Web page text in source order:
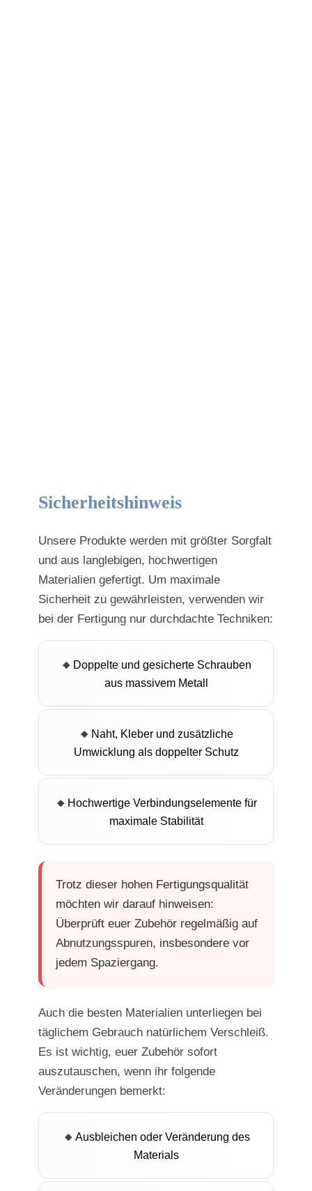
Sicherheitshinweis
Unsere Produkte werden mit größter Sorgfalt
und aus langlebigen, hochwertigen
Materialien gefertigt. Um maximale
Sicherheit zu gewährleisten, verwenden wir
bei der Fertigung nur durchdachte Techniken:
Doppelte und gesicherte Schrauben
aus massivem Metall
Naht, Kleber und zusätzliche
Umwicklung als doppelter Schutz
Hochwertige Verbindungselemente für
maximale Stabilität
Trotz dieser hohen Fertigungsqualität
möchten wir darauf hinweisen:
Überprüft euer Zubehör regelmäßig auf
Abnutzungsspuren, insbesondere vor
jedem Spaziergang.
Auch die besten Materialien unterliegen bei
täglichem Gebrauch natürlichem Verschleiß.
Es ist wichtig, euer Zubehör sofort
auszutauschen, wenn ihr folgende
Veränderungen bemerkt:
Ausbleichen oder Veränderung des
Materials